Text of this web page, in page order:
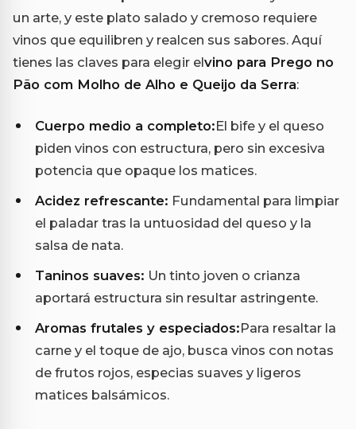
un arte, y este plato salado y cremoso requiere
vinos que equilibren y realcen sus sabores. Aquí
tienes las claves para elegir elvino para Prego no
Pão com Molho de Alho e Queijo da Serra:
Cuerpo medio a completo:El bife y el queso
piden vinos con estructura, pero sin excesiva
potencia que opaque los matices.
Acidez refrescante: Fundamental para limpiar
el paladar tras la untuosidad del queso y la
salsa de nata.
Taninos suaves: Un tinto joven o crianza
aportará estructura sin resultar astringente.
Aromas frutales y especiados:Para resaltar la
carne y el toque de ajo, busca vinos con notas
de frutos rojos, especias suaves y ligeros
matices balsámicos.